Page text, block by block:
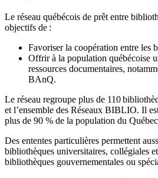
Le réseau québécois de prêt entre
objectifs de :
Favoriser la coopération entre les
Offrir à la population québécoise
ressources documentaires,
BAnQ.
Le réseau regroupe plus de 110bibliothè
et l’ensemble des Réseaux BIBLIO. Il
plus de 90 % de la population du Qué
Des ententes particulières permettent
bibliothèques universitaires, collégiales
bibliothèques gouvernementales ou